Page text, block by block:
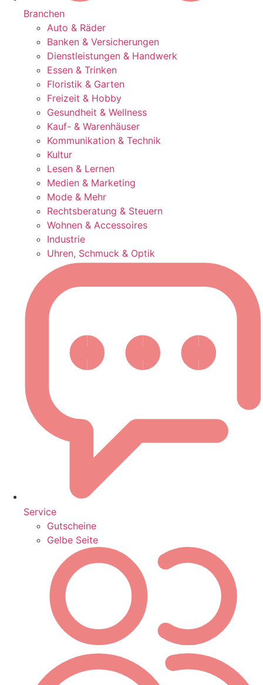
Branchen
Auto & Räder
Banken & Versicherungen
Dienstleistungen & Handwerk
Essen & Trinken
Floristik & Garten
Freizeit & Hobby
Gesundheit & Wellness
Kauf- & Warenhäuser
Kommunikation & Technik
Kultur
Lesen & Lernen
Medien & Marketing
Mode & Mehr
Rechtsberatung & Steuern
Wohnen & Accessoires
Industrie
Uhren, Schmuck & Optik
Service
Gutscheine
Gelbe Seite